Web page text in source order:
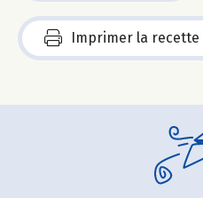
Imprimer la recette